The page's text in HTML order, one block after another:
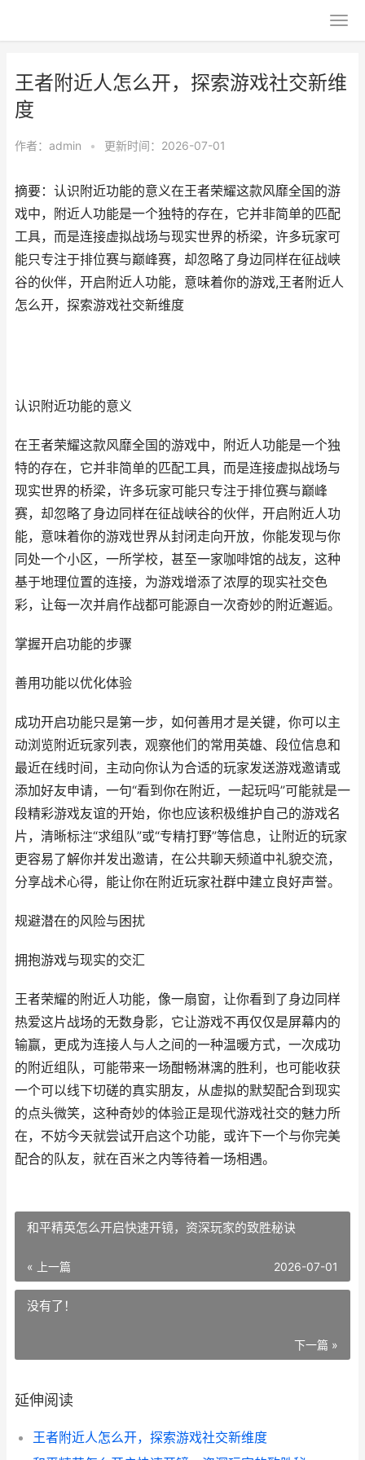
王者附近人怎么开，探索游戏社交新维
度
作者： admin • 更新时间：2026-07-01
摘要：认识附近功能的意义在王者荣耀这款风靡全国的游
戏中，附近人功能是一个独特的存在，它并非简单的匹配
工具，而是连接虚拟战场与现实世界的桥梁，许多玩家可
能只专注于排位赛与巅峰赛，却忽略了身边同样在征战峡
谷的伙伴，开启附近人功能，意味着你的游戏,王者附近人
怎么开，探索游戏社交新维度
认识附近功能的意义
在王者荣耀这款风靡全国的游戏中，附近人功能是一个独
特的存在，它并非简单的匹配工具，而是连接虚拟战场与
现实世界的桥梁，许多玩家可能只专注于排位赛与巅峰
赛，却忽略了身边同样在征战峡谷的伙伴，开启附近人功
能，意味着你的游戏世界从封闭走向开放，你能发现与你
同处一个小区，一所学校，甚至一家咖啡馆的战友，这种
基于地理位置的连接，为游戏增添了浓厚的现实社交色
彩，让每一次并肩作战都可能源自一次奇妙的附近邂逅。
掌握开启功能的步骤
善用功能以优化体验
成功开启功能只是第一步，如何善用才是关键，你可以主
动浏览附近玩家列表，观察他们的常用英雄、段位信息和
最近在线时间，主动向你认为合适的玩家发送游戏邀请或
添加好友申请，一句“看到你在附近，一起玩吗”可能就是一
段精彩游戏友谊的开始，你也应该积极维护自己的游戏名
片，清晰标注“求组队”或“专精打野”等信息，让附近的玩家
更容易了解你并发出邀请，在公共聊天频道中礼貌交流，
分享战术心得，能让你在附近玩家社群中建立良好声誉。
规避潜在的风险与困扰
拥抱游戏与现实的交汇
王者荣耀的附近人功能，像一扇窗，让你看到了身边同样
热爱这片战场的无数身影，它让游戏不再仅仅是屏幕内的
输赢，更成为连接人与人之间的一种温暖方式，一次成功
的附近组队，可能带来一场酣畅淋漓的胜利，也可能收获
一个可以线下切磋的真实朋友，从虚拟的默契配合到现实
的点头微笑，这种奇妙的体验正是现代游戏社交的魅力所
在，不妨今天就尝试开启这个功能，或许下一个与你完美
配合的队友，就在百米之内等待着一场相遇。
和平精英怎么开启快速开镜，资深玩家的致胜秘诀
« 上一篇 2026-07-01
没有了！
下一篇 »
延伸阅读
王者附近人怎么开，探索游戏社交新维度